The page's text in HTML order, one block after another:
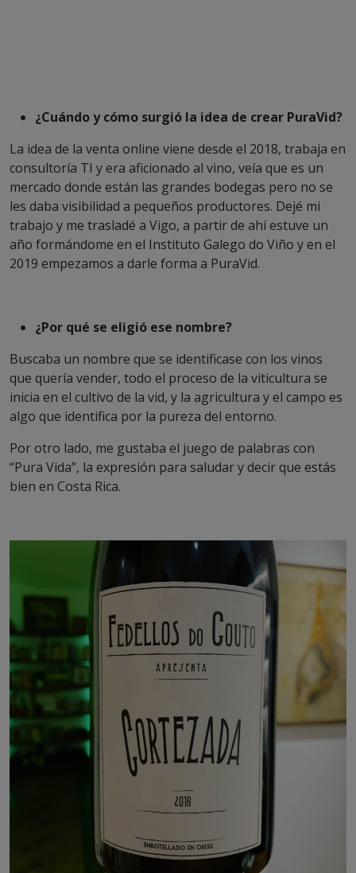
¿Cuándo y cómo surgió la idea de crear PuraVid?
La idea de la venta online viene desde el 2018, trabaja en
consultoría TI y era aficionado al vino, veía que es un
mercado donde están las grandes bodegas pero no se
les daba visibilidad a pequeños productores. Dejé mi
trabajo y me trasladé a Vigo, a partir de ahí estuve un
año formándome en el Instituto Galego do Viño y en el
2019 empezamos a darle forma a PuraVid.
¿Por qué se eligió ese nombre?
Buscaba un nombre que se identificase con los vinos
que quería vender, todo el proceso de la viticultura se
inicia en el cultivo de la vid, y la agricultura y el campo es
algo que identifica por la pureza del entorno.
Por otro lado, me gustaba el juego de palabras con
“Pura Vida”, la expresión para saludar y decir que estás
bien en Costa Rica.